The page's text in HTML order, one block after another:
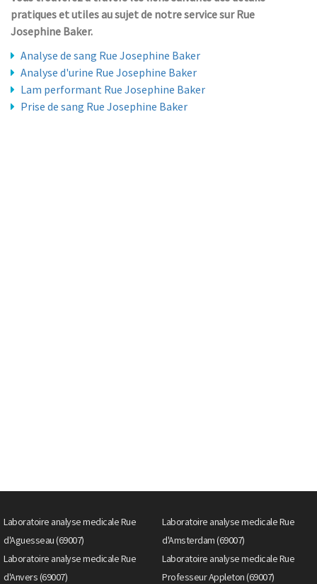
pratiques et utiles au sujet de notre service sur Rue
Josephine Baker.
Analyse de sang Rue Josephine Baker
Analyse d'urine Rue Josephine Baker
Lam performant Rue Josephine Baker
Prise de sang Rue Josephine Baker
Laboratoire analyse medicale Rue
d'Aguesseau (69007)
Laboratoire analyse medicale Rue
d'Amsterdam (69007)
Laboratoire analyse medicale Rue
d'Anvers (69007)
Laboratoire analyse medicale Rue
Professeur Appleton (69007)